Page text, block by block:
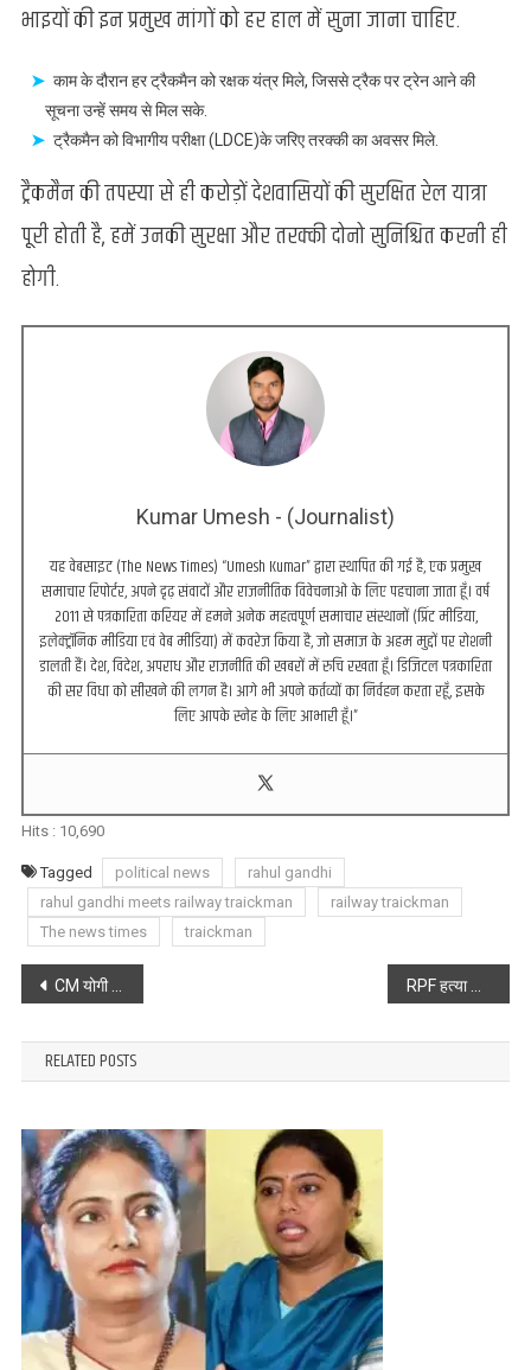
भाइयों की इन प्रमुख मांगों को हर हाल में सुना जाना चाहिए.
काम के दौरान हर ट्रैकमैन को रक्षक यंत्र मिले, जिससे ट्रैक पर ट्रेन आने की
सूचना उन्हें समय से मिल सके.
ट्रैकमैन को विभागीय परीक्षा (LDCE)के जरिए तरक्की का अवसर मिले.
ट्रैकमैन की तपस्या से ही करोड़ों देशवासियों की सुरक्षित रेल यात्रा
पूरी होती है, हमें उनकी सुरक्षा और तरक्की दोनो सुनिश्चित करनी ही
होगी.
Kumar Umesh - (Journalist)
यह वेबसाइट (The News Times) “Umesh Kumar” द्वारा स्थापित की गई है, एक प्रमुख
समाचार रिपोर्टर, अपने दृढ़ संवादों और राजनीतिक विवेचनाओं के लिए पहचाना जाता हूँ। वर्ष
2011 से पत्रकारिता करियर में हमने अनेक महत्वपूर्ण समाचार संस्थानों (प्रिंट मीडिया,
इलेक्ट्रॉनिक मीडिया एवं वेब मीडिया) में कवरेज किया है, जो समाज के अहम मुद्दों पर रोशनी
डालती हैं। देश, विदेश, अपराध और राजनीति की खबरों में रुचि रखता हूँ। डिजिटल पत्रकारिता
की सर विधा को सीखने की लगन है। आगे भी अपने कर्तव्यों का निर्वहन करता रहूँ, इसके
लिए आपके स्नेह के लिए आभारी हूँ।”
Hits : 10,690
Tagged political news
rahul gandhi
rahul gandhi meets railway traickman
railway traickman
The news times
traickman
Post
navigation
CM योगी ने 2017 से पहले की सरकार को लेकर किया दावा, यूपी की सियासत में मचेगी खलबली
RELATED POSTS